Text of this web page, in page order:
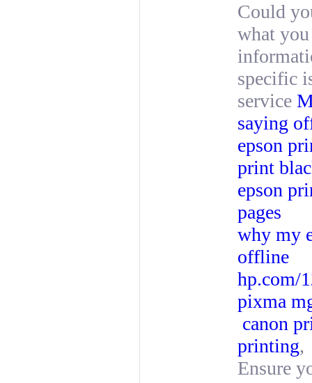
Could
what
specific
service
saying
epson
print
epson
pages
why my
offline
hp.com/
pixma
canon
printing,
Ensure